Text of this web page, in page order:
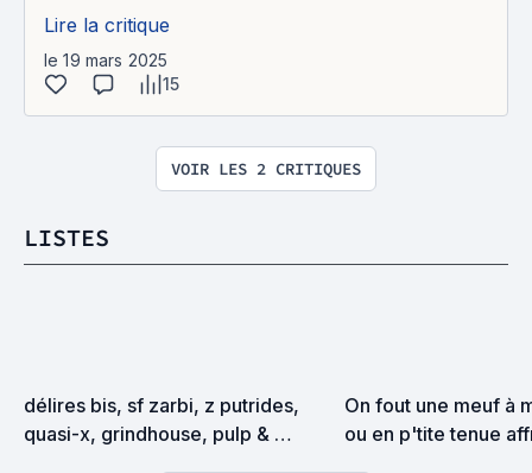
Lire la critique
le 19 mars 2025
15
VOIR LES 2 CRITIQUES
LISTES
délires bis, sf zarbi, z putrides,
quasi-x, grindhouse, pulp &
On fout une meuf à
ou en p'tite tenue